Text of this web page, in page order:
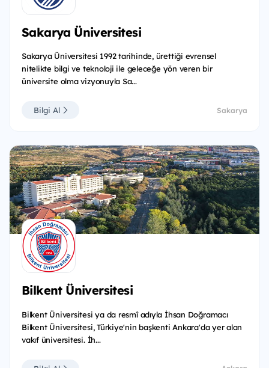
Sakarya Üniversitesi
Sakarya Üniversitesi 1992 tarihinde, ürettiği evrensel
nitelikte bilgi ve teknoloji ile geleceğe yön veren bir
üniversite olma vizyonuyla Sa...
Bilgi Al Sakarya
Bilkent Üniversitesi
Bilkent Üniversitesi ya da resmî adıyla İhsan Doğramacı
Bilkent Üniversitesi, Türkiye'nin başkenti Ankara'da yer alan
vakıf üniversitesi. İh...